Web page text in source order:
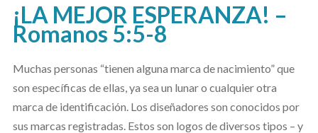
¡LA MEJOR ESPERANZA! –
Romanos 5:5-8
Muchas personas “tienen alguna marca de nacimiento” que
son específicas de ellas, ya sea un lunar o cualquier otra
marca de identificación. Los diseñadores son conocidos por
sus marcas registradas. Estos son logos de diversos tipos – y